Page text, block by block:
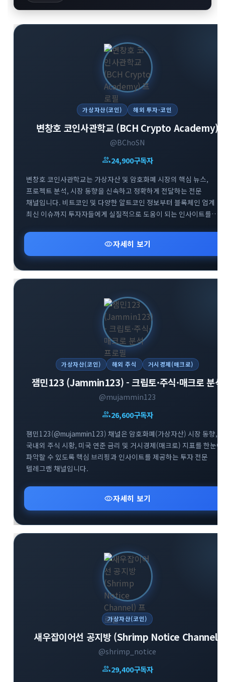
가상자산(코인) 해외 투자·코인
변창호 코인사관학교 (BCH Crypto Academy)
@BChoSN
group24,900구독자
변창호 코인사관학교는 가상자산 및 암호화폐 시장의 핵심 뉴스,
프로젝트 분석, 시장 동향을 신속하고 정확하게 전달하는 전문
채널입니다. 비트코인 및 다양한 알트코인 정보부터 블록체인 업계
최신 이슈까지 투자자들에게 실질적으로 도움이 되는 인사이트를
태그를 통해 투명하게 채널을 운영하고 있습니다. 가상자산 시장의
흐름을 빠르게 파악하고 신뢰도 높은 투자 정보를 얻고자 하는
투자자분들께 추천합니다.
visibility자세히 보기
가상자산(코인) 해외 주식 거시경제(매크로)
잼민123 (Jammin123) - 크립토·주식·매크로 분석
@mujammin123
group26,600구독자
잼민123(@mujammin123) 채널은 암호화폐(가상자산) 시장 동향,
국내외 주식 시황, 미국 연준 금리 및 거시경제(매크로) 지표를 한눈에
파악할 수 있도록 핵심 브리핑과 인사이트를 제공하는 투자 전문
텔레그램 채널입니다.
visibility자세히 보기
가상자산(코인)
새우잡이어선 공지방 (Shrimp Notice Channel)
@shrimp_notice
group29,400구독자